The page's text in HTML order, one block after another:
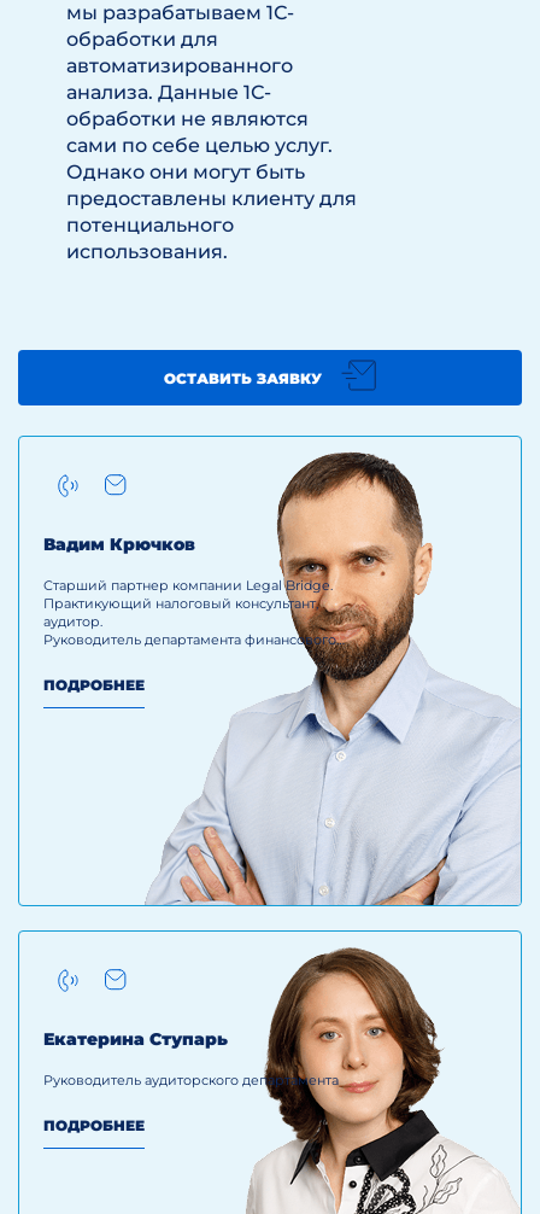
мы разрабатываем 1С-
обработки для
автоматизированного
анализа. Данные 1С-
обработки не являются
сами по себе целью услуг.
Однако они могут быть
предоставлены клиенту для
потенциального
использования.
ОСТАВИТЬ ЗАЯВКУ
Вадим Крючков
Старший партнер компании Legal Bridge.
Практикующий налоговый консультант,
аудитор.
Руководитель департамента финансового
ПОДРОБНЕЕ
Екатерина Ступарь
Руководитель аудиторского департамента
ПОДРОБНЕЕ